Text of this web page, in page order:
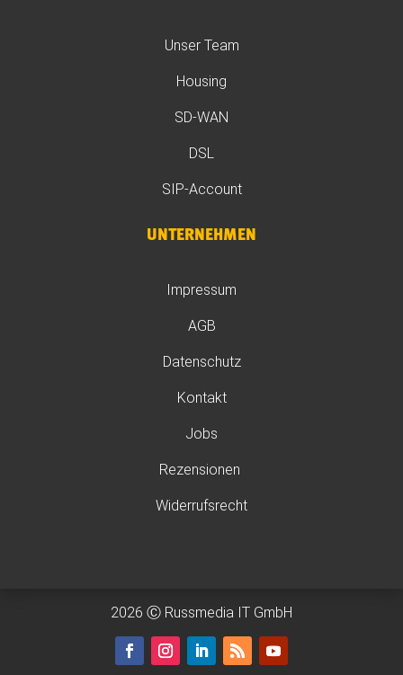
Unser Team
Housing
SD-WAN
DSL
SIP-Account
UNTERNEHMEN
Impressum
AGB
Datenschutz
Kontakt
Jobs
Rezensionen
Widerrufsrecht
2026 Ⓒ Russmedia IT GmbH